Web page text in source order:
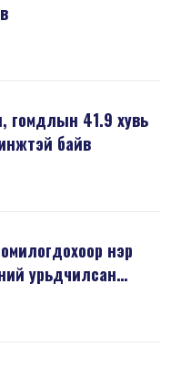
гомдлын 41.9 хувь
байв
нэр
урьдчилсан